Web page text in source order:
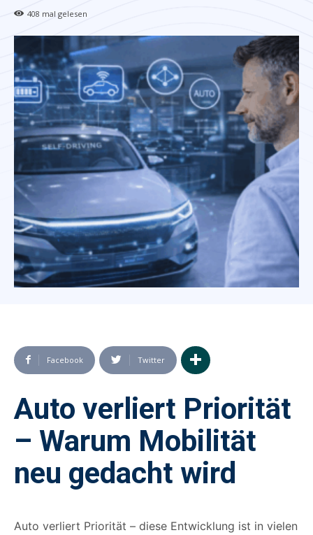
408 mal gelesen
Facebook Twitter
Auto verliert Priorität
– Warum Mobilität
neu gedacht wird
Auto verliert Priorität – diese Entwicklung ist in vielen